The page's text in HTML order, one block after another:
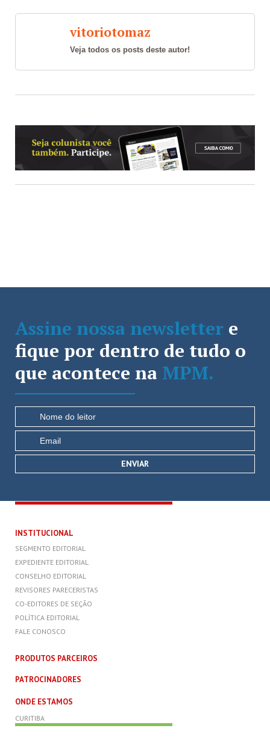
vitoriotomaz
Veja todos os posts deste autor!
Assine nossa newsletter e
fique por dentro de tudo o
que acontece na MPM.
INSTITUCIONAL
SEGMENTO EDITORIAL
EXPEDIENTE EDITORIAL
CONSELHO EDITORIAL
REVISORES PARECERISTAS
CO-EDITORES DE SEÇÃO
POLÍTICA EDITORIAL
FALE CONOSCO
PRODUTOS PARCEIROS
PATROCINADORES
ONDE ESTAMOS
CURITIBA